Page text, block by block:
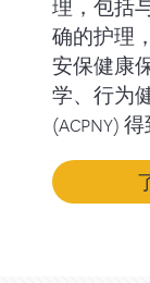
理，包括
确的护理
安保健康
学、行为
(ACPNY)